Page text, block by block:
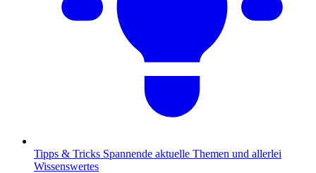
Tipps & Tricks Spannende aktuelle Themen und allerlei
Wissenswertes